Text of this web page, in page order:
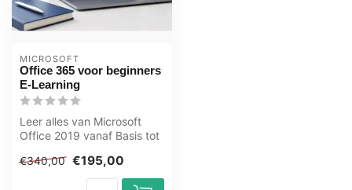
MICROSOFT
Office 365 voor beginners
E-Learning
Leer alles van Microsoft
Office 2019 vanaf Basis tot
...
€340,00 €195,00